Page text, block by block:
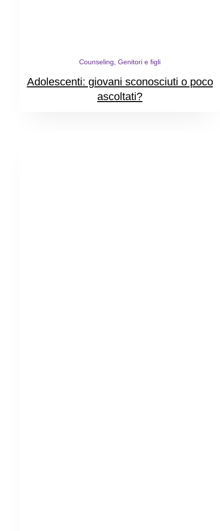
Counseling, Genitori e figli
Adolescenti: giovani sconosciuti o poco
ascoltati?